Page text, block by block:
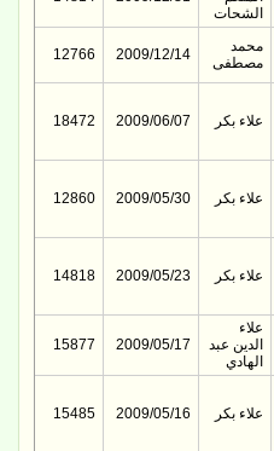
الشحات
محمد
مصطفى
2009/12/14
12766
علاء بكر 2009/06/07
18472
علاء بكر 2009/05/30
12860
علاء بكر 2009/05/23
14818
علاء
الدين عبد
الهادي
2009/05/17
15877
علاء بكر 2009/05/16
15485